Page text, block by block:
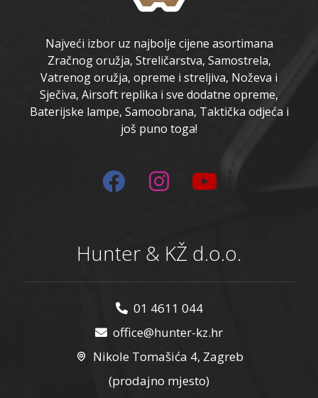
Najveći izbor uz najbolje cijene asortimana
Zračnog oružja, Streličarstva, Samostrela,
Vatrenog oružja, opreme i streljiva, Noževa i
Sječiva, Airsoft replika i sve dodatne opreme,
Baterijske lampe, Samoobrana, Taktička odjeća i
još puno toga!
Hunter & KŽ d.o.o.
01 4611 044
office@hunter-kz.hr
Nikole Tomašića 4, Zagreb
(prodajno mjesto)